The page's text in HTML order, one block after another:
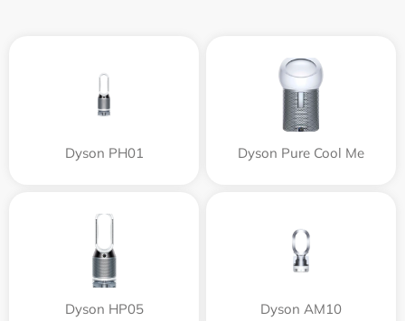
Dyson PH01 Dyson Pure Cool Me
Dyson HP05 Dyson AM10